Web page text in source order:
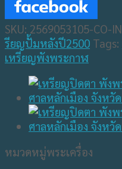
SKU: 2569053105-CO-IN
รียญปั้มหลังปี2500 Tags:
เหรียญพังพระกาฬ
หมวดหมู่พระเครื่อง